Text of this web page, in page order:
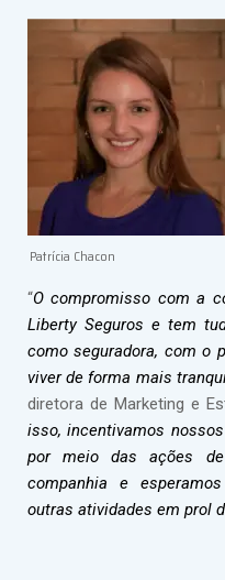
Patrícia Chacon
“O compromisso com a
Liberty Seguros e tem
como seguradora, com o
viver de forma mais
diretora de Marketing e
isso, incentivamos
por meio das ações de
companhia e
outras atividades em prol